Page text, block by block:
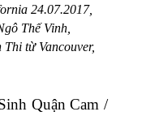
24.07.2017,
Thế Vinh,
từ Vancouver,
Quận Cam /